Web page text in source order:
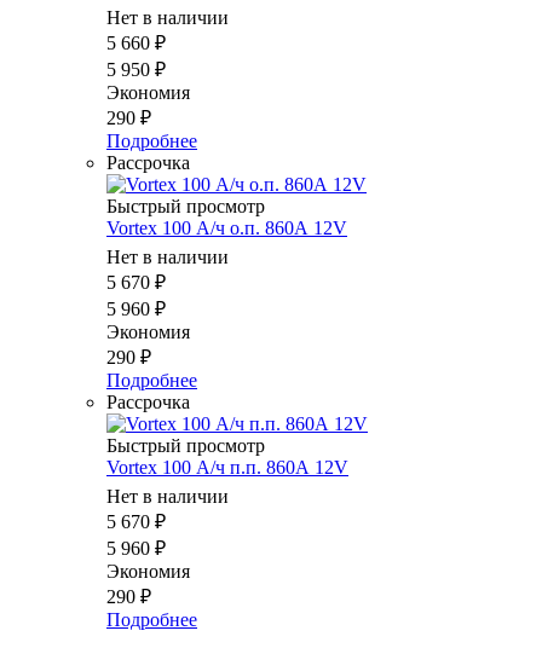
Нет в наличии
5 660 ₽
5 950 ₽
Экономия
290 ₽
Подробнее
Рассрочка
Быстрый просмотр
Vortex 100 А/ч о.п. 860А 12V
Нет в наличии
5 670 ₽
5 960 ₽
Экономия
290 ₽
Подробнее
Рассрочка
Быстрый просмотр
Vortex 100 А/ч п.п. 860А 12V
Нет в наличии
5 670 ₽
5 960 ₽
Экономия
290 ₽
Подробнее